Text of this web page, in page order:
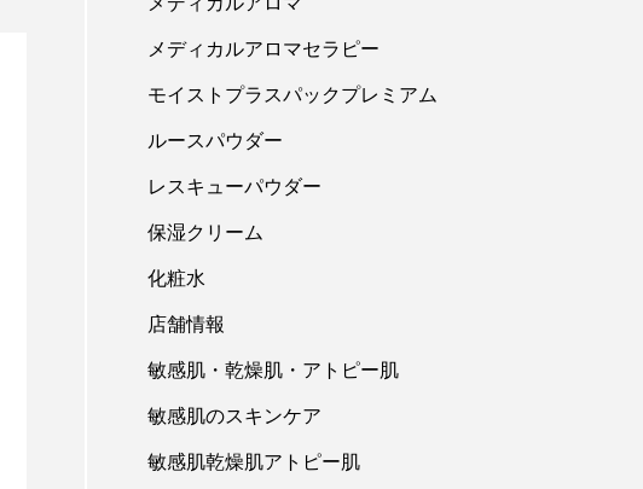
メディカルアロマセラピー
モイストプラスパックプレミアム
ルースパウダー
レスキューパウダー
保湿クリーム
化粧水
店舗情報
敏感肌・乾燥肌・アトピー肌
敏感肌のスキンケア
敏感肌乾燥肌アトピー肌